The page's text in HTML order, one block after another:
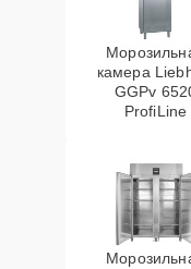
камера
GGPv
ProfiLine